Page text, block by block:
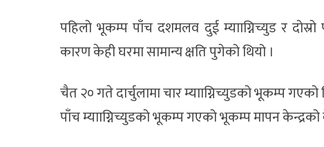
पहिलो भूकम्प पाँच दशमलव दुई म्यााग्निच्युड र
कारण केही घरमा सामान्य क्षति पुगेको थियो ।
चैत २० गते दार्चुलामा चार म्यााग्निच्युडको भूकम्प
पाँच म्यााग्निच्युडको भूकम्प गएको भूकम्प मापन